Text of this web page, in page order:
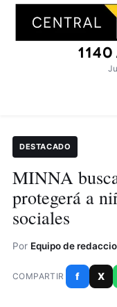
DESTACADO
MINNA
protegerá a
sociales
Por Equipo de
COMPARTIR f X